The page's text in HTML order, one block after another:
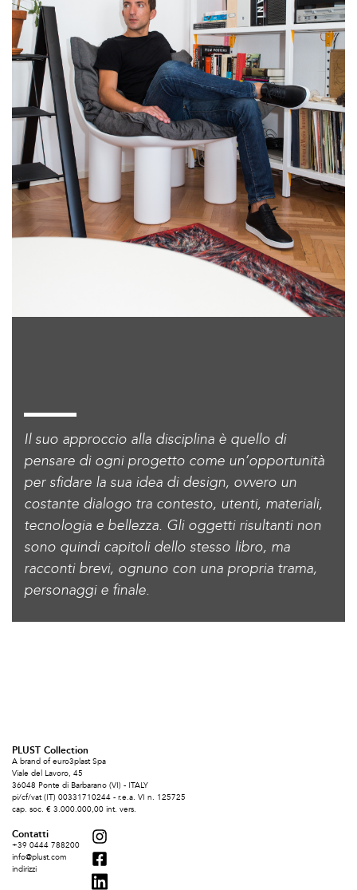
Il suo approccio alla disciplina è quello di
pensare di ogni progetto come un’opportunità
per sfidare la sua idea di design, ovvero un
costante dialogo tra contesto, utenti, materiali,
tecnologia e bellezza. Gli oggetti risultanti non
sono quindi capitoli dello stesso libro, ma
racconti brevi, ognuno con una propria trama,
personaggi e finale.
PLUST Collection
A brand of euro3plast Spa
Viale del Lavoro, 45
36048 Ponte di Barbarano (VI) - ITALY
pi/cf/vat (IT) 00331710244 - r.e.a. VI n. 125725
cap. soc. € 3.000.000,00 int. vers.
Contatti
+39 0444 788200
info@plust.com
indirizzi